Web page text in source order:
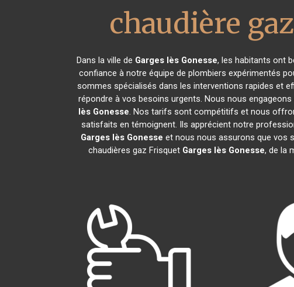
chaudière
Dans la ville de Garges lès Gonesse, les habitants ont
confiance à notre équipe de plombiers expérimentés
sommes spécialisés dans les interventions rapides et
répondre à vos besoins urgents. Nous nous
lès Gonesse. Nos tarifs sont compétitifs et nous
satisfaits en témoignent. Ils apprécient notre
Garges lès Gonesse et nous nous assurons que vos
chaudières gaz Frisquet Garges lès Gonesse, de la